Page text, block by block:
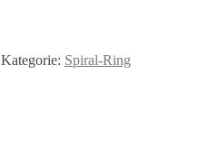
Kategorie: Spiral-Ring